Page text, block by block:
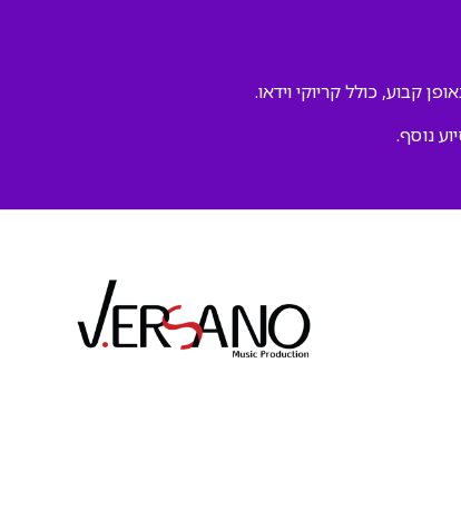
קבוע, כולל קריוקי וידאו.
נוסף.